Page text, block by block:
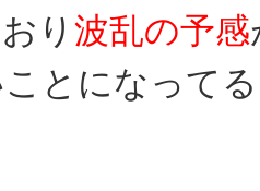
り 波乱の予感
とになって